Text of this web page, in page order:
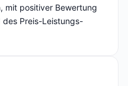
mit positiver Bewertung
Preis-Leistungs-